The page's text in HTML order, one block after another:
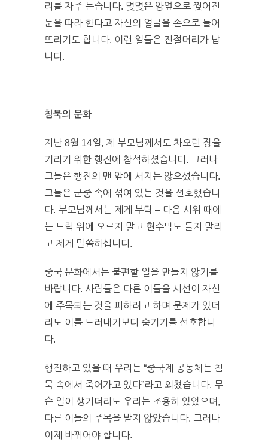
리를 자주 듣습니다. 몇몇은 양옆으로 찢어진
눈을 따라 한다고 자신의 얼굴을 손으로 늘어
뜨리기도 합니다. 이런 일들은 진절머리가 납
니다.
침묵의 문화
지난 8월 14일, 제 부모님께서도 차오린 장을
기리기 위한 행진에 참석하셨습니다. 그러나
그들은 행진의 맨 앞에 서지는 않으셨습니다.
그들은 군중 속에 섞여 있는 것을 선호했습니
다. 부모님께서는 제게 부탁 – 다음 시위 때에
는 트럭 위에 오르지 말고 현수막도 들지 말라
고 제게 말씀하십니다.
중국 문화에서는 불편할 일을 만들지 않기를
바랍니다. 사람들은 다른 이들을 시선이 자신
에 주목되는 것을 피하려고 하며 문제가 있더
라도 이를 드러내기보다 숨기기를 선호합니
다.
행진하고 있을 때 우리는 “중국계 공동체는 침
묵 속에서 죽어가고 있다”라고 외쳤습니다. 무
슨 일이 생기더라도 우리는 조용히 있었으며,
다른 이들의 주목을 받지 않았습니다. 그러나
이제 바뀌어야 합니다.